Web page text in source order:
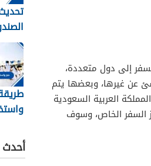
إلى دول متعددة،
عن غيرها، وبعضها يتم
العربية السعودية
السفر الخاص، وسوف
أحدث